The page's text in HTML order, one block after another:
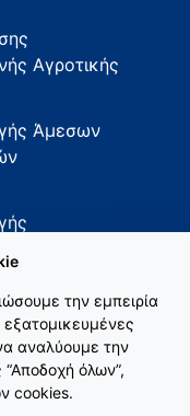
Αγροτικής
Άμεσων
την εμπειρία
αναλύουμε την
όλων”,
cookies.